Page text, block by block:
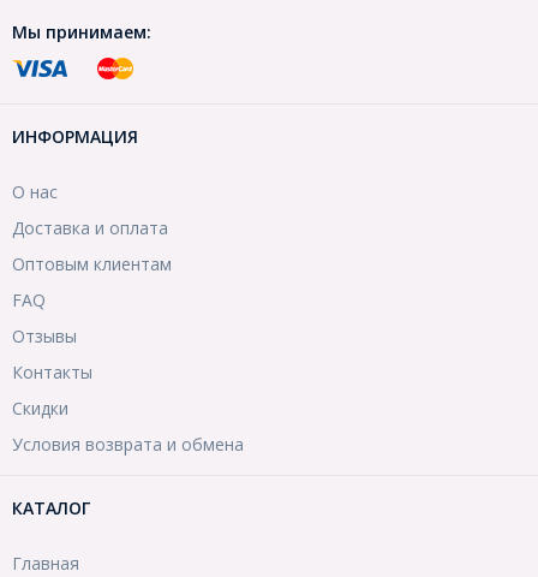
Мы принимаем:
ИНФОРМАЦИЯ
О нас
Доставка и оплата
Оптовым клиентам
FAQ
Отзывы
Контакты
Скидки
Условия возврата и обмена
КАТАЛОГ
Главная